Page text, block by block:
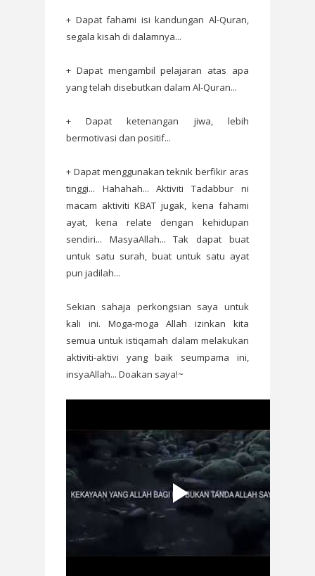
+ Dapat fahami isi kandungan Al-Quran,
segala kisah di dalamnya...
+ Dapat mengambil pelajaran atas apa
yang telah disebutkan dalam Al-Quran...
+ Dapat ketenangan jiwa, lebih
bermotivasi dan positif...
+ Dapat menggunakan teknik berfikir aras
tinggi... Hahahah... Aktiviti Tadabbur ni
macam aktiviti KBAT jugak, kena fahami
ayat, kena relate dengan kehidupan
sendiri... MasyaAllah... Tak dapat buat
untuk satu surah, buat untuk satu ayat
pun jadilah...
Sekian sahaja perkongsian saya untuk
kali ini. Moga-moga Allah izinkan kita
semua untuk istiqamah dalam melakukan
aktiviti-aktivi yang baik seumpama ini,
insyaAllah... Doakan saya!~